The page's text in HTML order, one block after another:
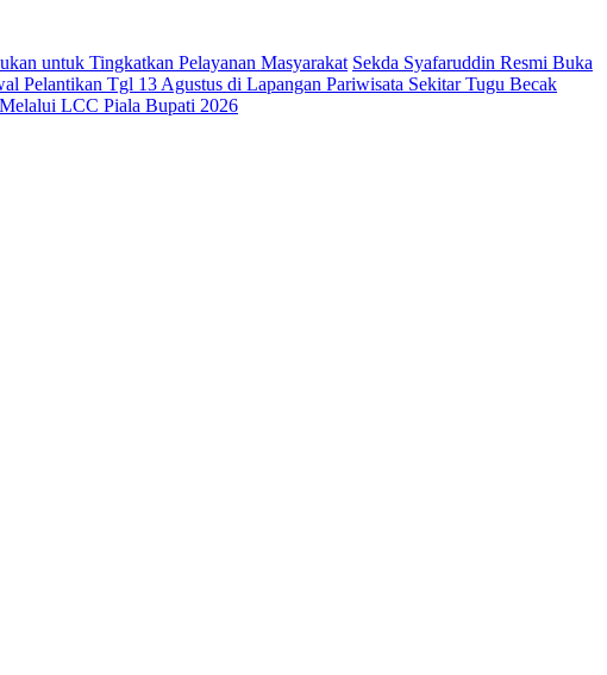
untuk Tingkatkan Pelayanan Masyarakat Sekda Syafaruddin Resmi Buka
Pelantikan Tgl 13 Agustus di Lapangan Pariwisata Sekitar Tugu Becak
LCC Piala Bupati 2026